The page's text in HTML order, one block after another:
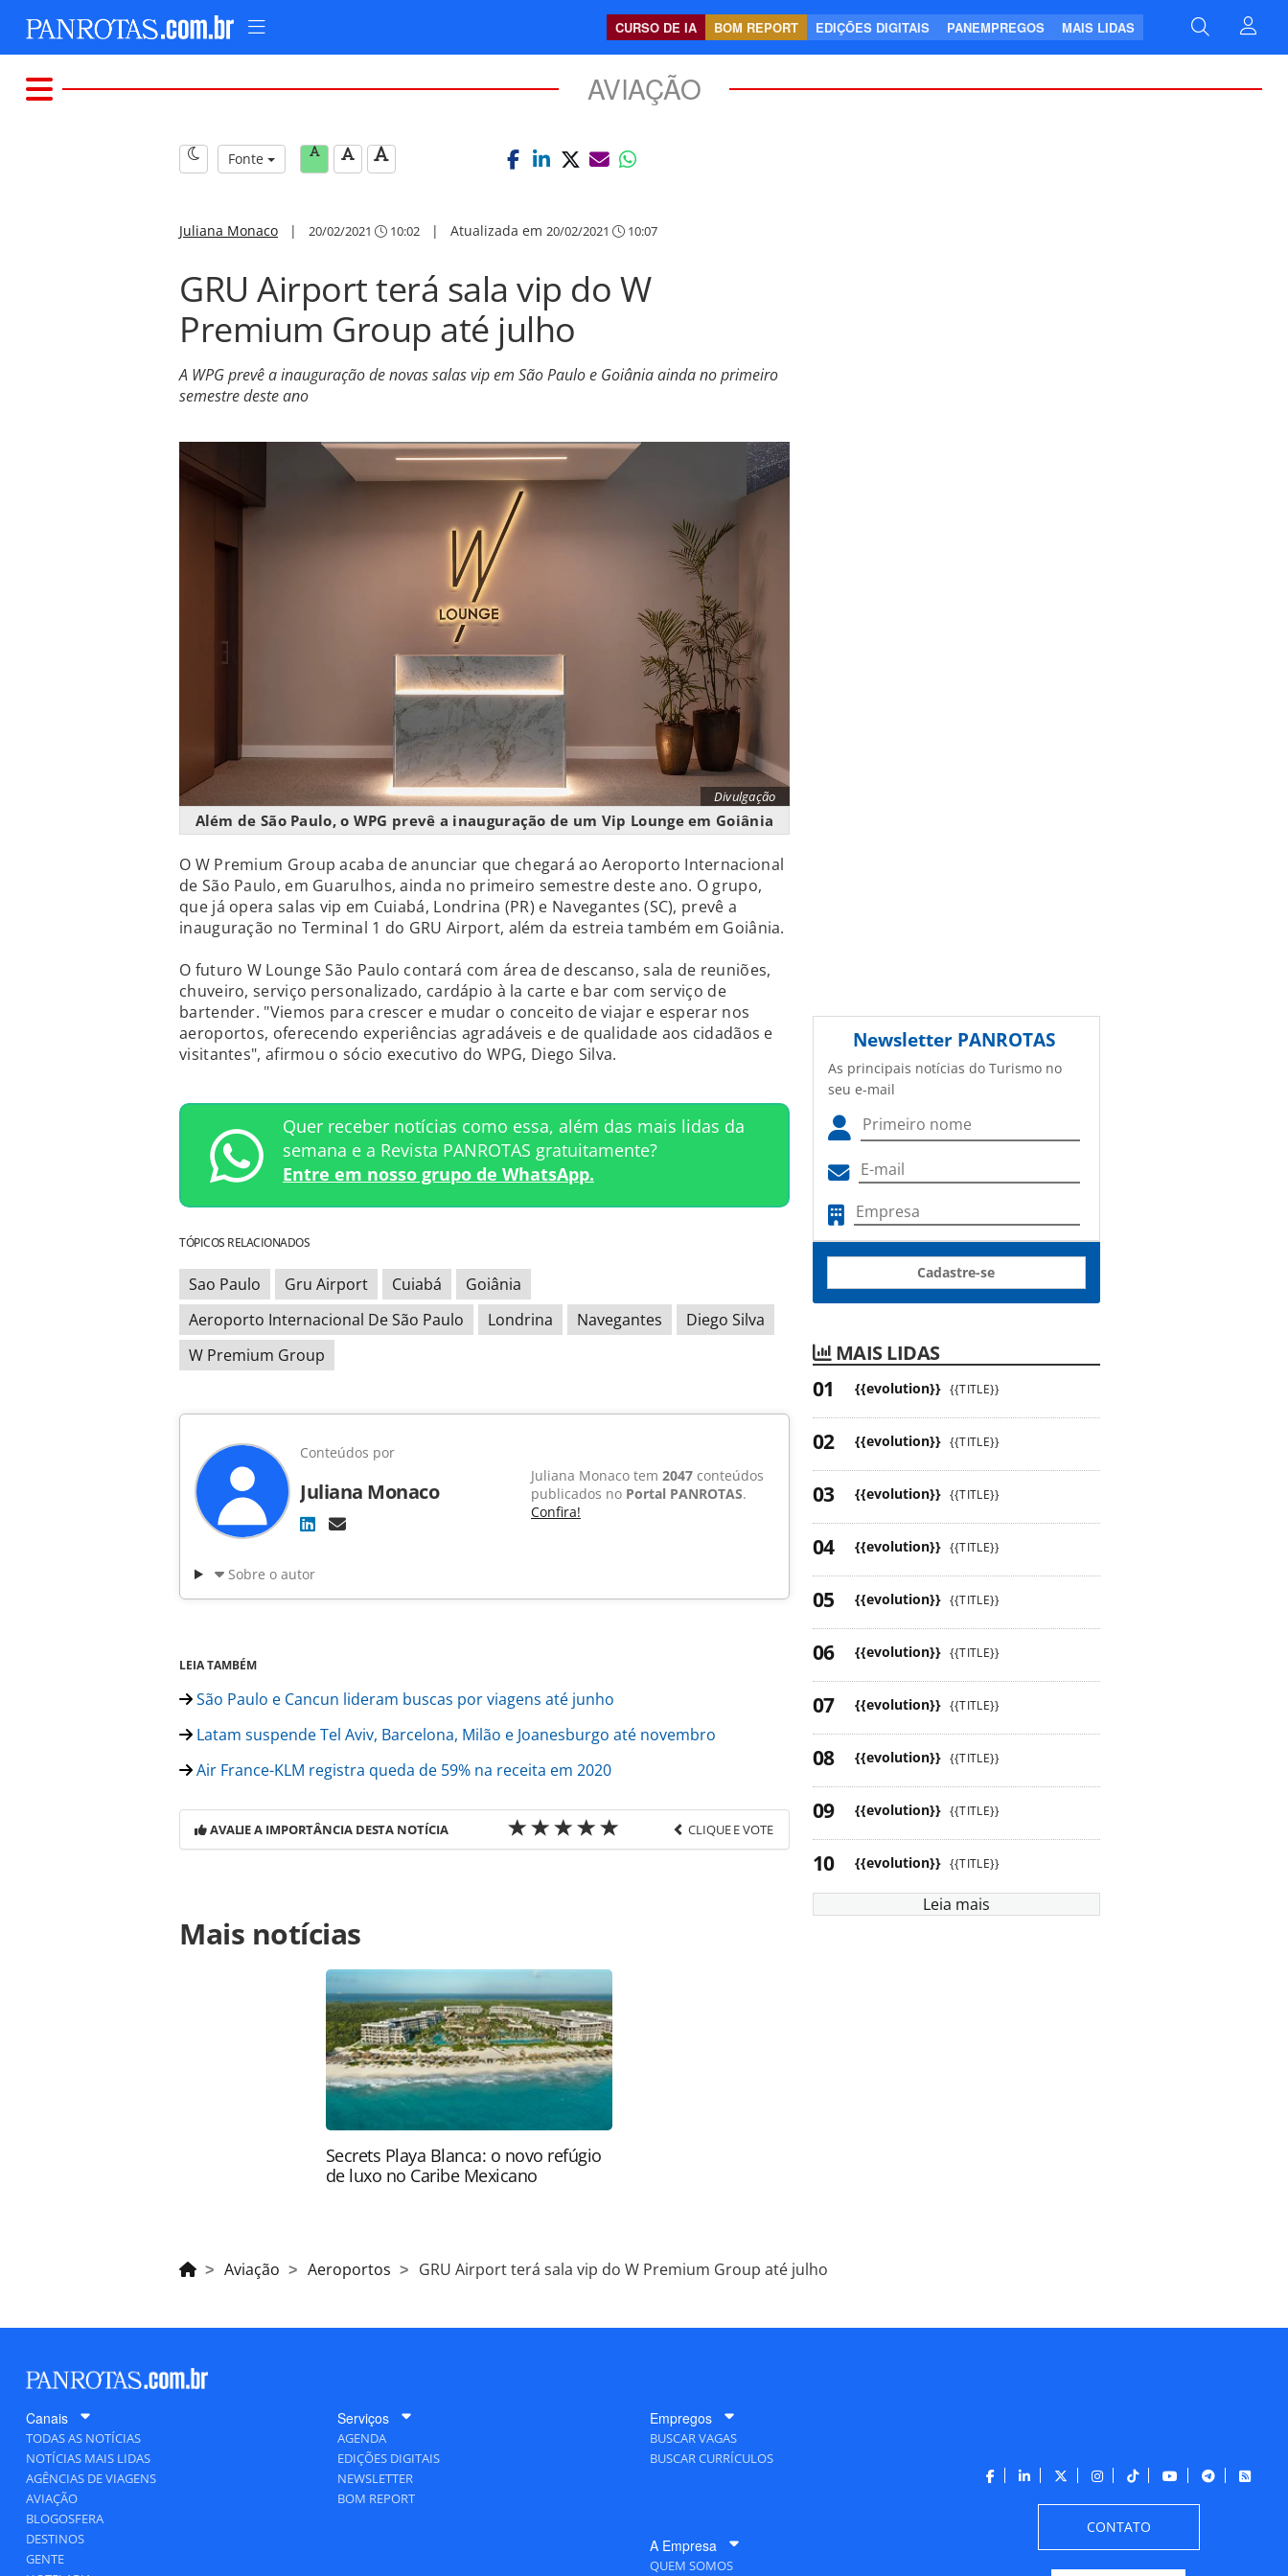
CURSO DE IA BOM REPORT EDIÇÕES DIGITAIS PANEMPREGOS MAIS LIDAS
AVIAÇÃO
Fonte
Juliana Monaco | 20/02/2021 10:02 | Atualizada em 20/02/2021 10:07
GRU Airport terá sala vip do W
Premium Group até julho
A WPG prevê a inauguração de novas salas vip em São Paulo e Goiânia ainda no primeiro
semestre deste ano
Divulgação
Além de São Paulo, o WPG prevê a inauguração de um Vip Lounge em Goiânia
O W Premium Group acaba de anunciar que chegará ao Aeroporto Internacional
de São Paulo, em Guarulhos, ainda no primeiro semestre deste ano. O grupo,
que já opera salas vip em Cuiabá, Londrina (PR) e Navegantes (SC), prevê a
inauguração no Terminal 1 do GRU Airport, além da estreia também em Goiânia.
O futuro W Lounge São Paulo contará com área de descanso, sala de reuniões,
chuveiro, serviço personalizado, cardápio à la carte e bar com serviço de
bartender. "Viemos para crescer e mudar o conceito de viajar e esperar nos
aeroportos, oferecendo experiências agradáveis e de qualidade aos cidadãos e
visitantes", afirmou o sócio executivo do WPG, Diego Silva.
Quer receber notícias como essa, além das mais lidas da
semana e a Revista PANROTAS gratuitamente?
Entre em nosso grupo de WhatsApp.
TÓPICOS RELACIONADOS
Sao Paulo Gru Airport Cuiabá
Goiânia
Aeroporto Internacional De São Paulo
Londrina Navegantes
Diego Silva
W Premium Group
Conteúdos por
Juliana Monaco
Juliana Monaco tem 2047 conteúdos
publicados no Portal PANROTAS.
Confira!
Sobre o autor
LEIA TAMBÉM
São Paulo e Cancun lideram buscas por viagens até junho
Latam suspende Tel Aviv, Barcelona, Milão e Joanesburgo até novembro
Air France-KLM registra queda de 59% na receita em 2020
AVALIE A IMPORTÂNCIA DESTA NOTÍCIA CLIQUE E VOTE
https://www.panrotas.com.br/aviacao/aeroportos/2021/02/gru-airport-tera-sala-vip-do-
w-premium-group-ate-julho_179783.html ou as ferramentas oferecidas na página. Todo
o conteúdo produzido pela PANROTAS Editora é protegido pela legislação brasileira
sobre direito autoral. Não reproduza o conteúdo sem autorização da PANROTAS
Editora (copyright@panrotas.com.br).
Mais notícias
Secrets Playa Blanca: o novo refúgio
de luxo no Caribe Mexicano
Newsletter PANROTAS
As principais notícias do Turismo no
seu e-mail
Cadastre-se
MAIS LIDAS
{{evolution}} {{TITLE}}
{{evolution}} {{TITLE}}
{{evolution}} {{TITLE}}
{{evolution}} {{TITLE}}
{{evolution}} {{TITLE}}
{{evolution}} {{TITLE}}
{{evolution}} {{TITLE}}
{{evolution}} {{TITLE}}
{{evolution}} {{TITLE}}
{{evolution}} {{TITLE}}
Leia mais
Aviação Aeroportos GRU Airport terá sala vip do W Premium Group até julho
Canais
TODAS AS NOTÍCIAS
NOTÍCIAS MAIS LIDAS
AGÊNCIAS DE VIAGENS
AVIAÇÃO
BLOGOSFERA
DESTINOS
GENTE
Serviços
AGENDA
EDIÇÕES DIGITAIS
NEWSLETTER
BOM REPORT
Empregos
BUSCAR VAGAS
BUSCAR CURRÍCULOS
A Empresa
QUEM SOMOS
CONTATO